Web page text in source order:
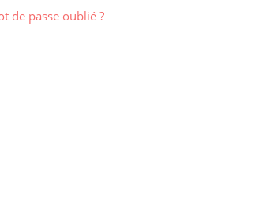
de passe oublié ?